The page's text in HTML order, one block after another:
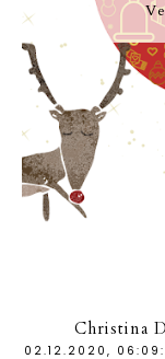
Christina
02.12.2020,